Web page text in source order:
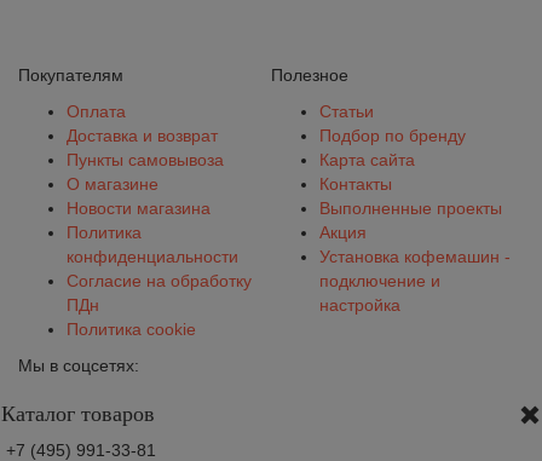
Покупателям
Оплата
Доставка и возврат
Пункты самовывоза
О магазине
Новости магазина
Политика
конфиденциальности
Согласие на обработку
ПДн
Политика cookie
Полезное
Статьи
Подбор по бренду
Карта сайта
Контакты
Выполненные проекты
Акция
Установка кофемашин -
подключение и
настройка
Мы в соцсетях:
Каталог товаров
+7 (495) 991-33-81